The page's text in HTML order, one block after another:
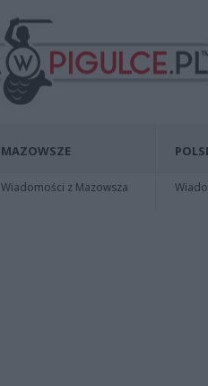
MAZOWSZE
Wiadomości z Mazowsza